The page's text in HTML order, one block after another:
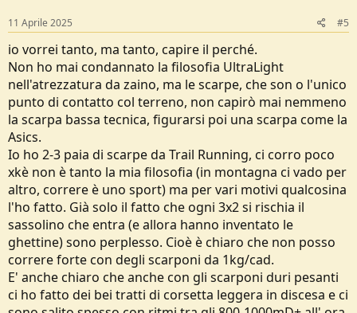
s
:
11 Aprile 2025 #5
io vorrei tanto, ma tanto, capire il perché.
Non ho mai condannato la filosofia UltraLight
nell'atrezzatura da zaino, ma le scarpe, che son o l'unico
punto di contatto col terreno, non capirò mai nemmeno
la scarpa bassa tecnica, figurarsi poi una scarpa come la
Asics.
Io ho 2-3 paia di scarpe da Trail Running, ci corro poco
xkè non è tanto la mia filosofia (in montagna ci vado per
altro, correre è uno sport) ma per vari motivi qualcosina
l'ho fatto. Già solo il fatto che ogni 3x2 si rischia il
sassolino che entra (e allora hanno inventato le
ghettine) sono perplesso. Cioè è chiaro che non posso
correre forte con degli scarponi da 1kg/cad.
E' anche chiaro che anche con gli scarponi duri pesanti
ci ho fatto dei bei tratti di corsetta leggera in discesa e ci